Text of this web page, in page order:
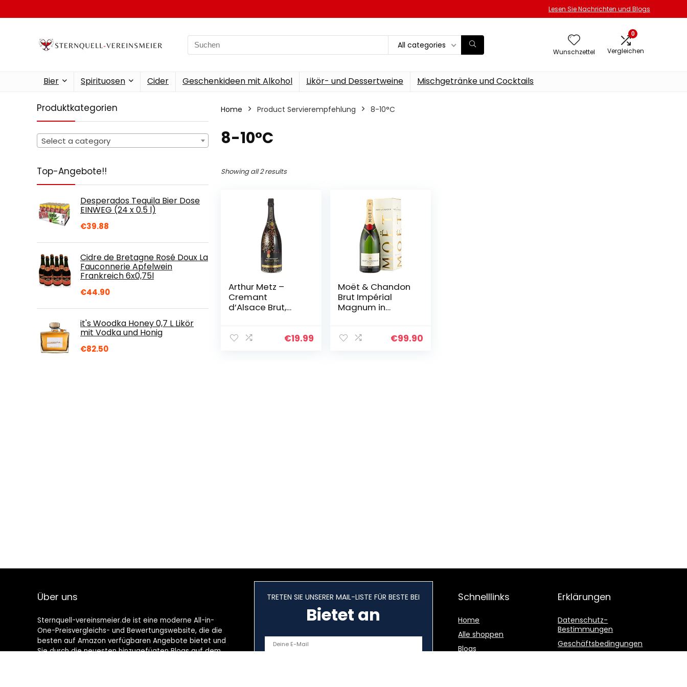
Lesen Sie Nachrichten und Blogs
Search
for:
All categories
Wunschzettel
0
Vergleichen
Bier Spirituosen Cider Geschenkideen mit Alkohol Likör- und Dessertweine Mischgetränke und Cocktails
Produktkategorien
Select a category
Top-Angebote!!
Desperados Tequila Bier Dose
EINWEG (24 x 0.5 l)
€39.88
Cidre de Bretagne Rosé Doux La
Fauconnerie Apfelwein
Frankreich 6x0,75l
€44.90
it's Woodka Honey 0,7 L Likör
mit Vodka und Honig
€82.50
Home Product Servierempfehlung ‎8-10°C
‎8-10°C
Showing all 2 results
Arthur Metz –
Cremant
d’Alsace Brut,
Magnum (1 x 1.5 l)
€19.99
Moët & Chandon
Brut Impérial
Magnum in
€99.90
Über uns
Sternquell-vereinsmeier.de ist eine moderne All-in-
One-Preisvergleichs- und Bewertungswebsite, die die
besten auf Amazon verfügbaren Angebote bietet und
Sie durch die neuesten hinzugefügten Blogs auf dem
TRETEN SIE UNSERER MAIL-LISTE FÜR BESTE BEI
Bietet an
Schnelllinks
Home
Alle shoppen
Blogs
Erklärungen
Datenschutz-
Bestimmungen
Geschäftsbedingungen